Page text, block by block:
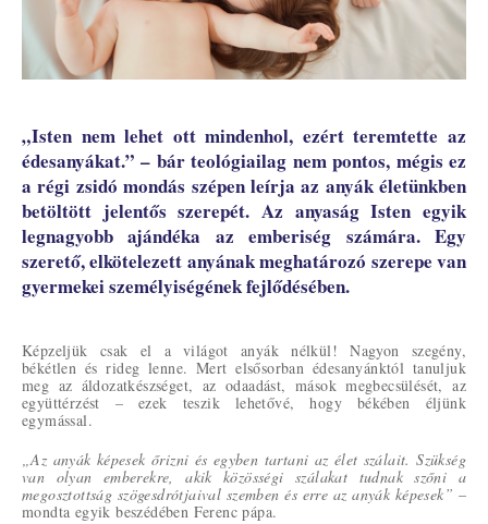
„Isten nem lehet ott mindenhol, ezért teremtette az
édesanyákat.” – bár teológiailag nem pontos, mégis ez
a régi zsidó mondás szépen leírja az anyák életünkben
betöltött jelentős szerepét. Az anyaság Isten egyik
legnagyobb ajándéka az emberiség számára. Egy
szerető, elkötelezett anyának meghatározó szerepe van
gyermekei személyiségének fejlődésében.
Képzeljük csak el a világot anyák nélkül! Nagyon szegény,
békétlen és rideg lenne. Mert elsősorban édesanyánktól tanuljuk
meg az áldozatkészséget, az odaadást, mások megbecsülését, az
együttérzést – ezek teszik lehetővé, hogy békében éljünk
egymással.
„Az anyák képesek őrizni és egyben tartani az élet szálait. Szükség
van olyan emberekre, akik közösségi szálakat tudnak szőni a
megosztottság szögesdrótjaival szemben és erre az anyák képesek” –
mondta egyik beszédében Ferenc pápa.